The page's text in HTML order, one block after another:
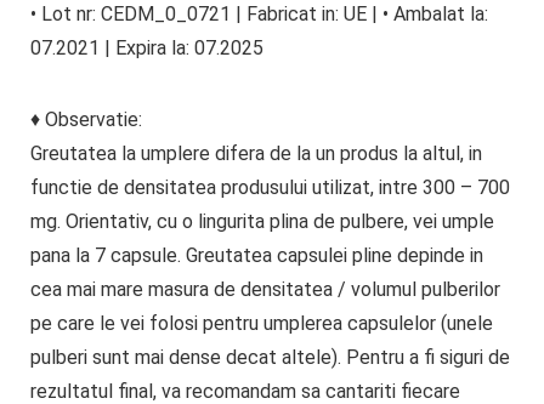
• Lot nr: CEDM_0_0721 | Fabricat in: UE | • Ambalat la:
07.2021 | Expira la: 07.2025
♦ Observatie:
Greutatea la umplere difera de la un produs la altul, in
functie de densitatea produsului utilizat, intre 300 – 700
mg. Orientativ, cu o lingurita plina de pulbere, vei umple
pana la 7 capsule. Greutatea capsulei pline depinde in
cea mai mare masura de densitatea / volumul pulberilor
pe care le vei folosi pentru umplerea capsulelor (unele
pulberi sunt mai dense decat altele). Pentru a fi siguri de
rezultatul final, va recomandam sa cantariti fiecare